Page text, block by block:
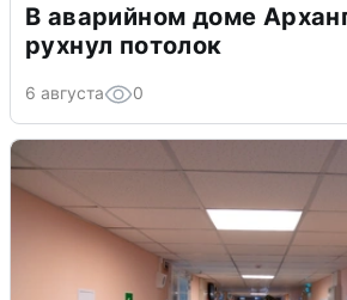
В аварийном доме
рухнул потолок
6 августа 0